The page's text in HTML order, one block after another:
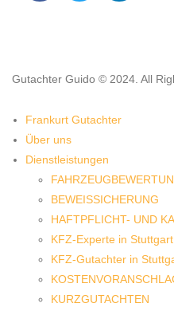
Gutachter Guido © 2024. All
Frankurt Gutachter
Über uns
Dienstleistungen
BEWEISSICHERUNG
HAFTPFLICHT- UND
KFZ-Experte in
KFZ-Gutachter in
KURZGUTACHTEN